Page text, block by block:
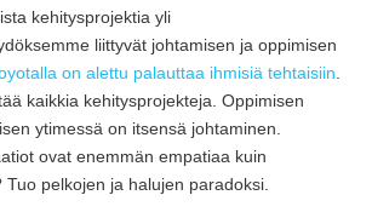
kehitysprojektia yli
liittyvät johtamisen ja oppimisen
on alettu palauttaa ihmisiä tehtaisiin
kaikkia kehitysprojekteja. Oppimisen
ytimessä on itsensä johtaminen.
ovat enemmän empatiaa kuin
pelkojen ja halujen paradoksi.